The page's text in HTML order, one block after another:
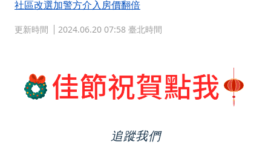
社區改選加警方介入房價翻倍
更新時間 2024.06.20 07:58 臺北時間
追蹤我們